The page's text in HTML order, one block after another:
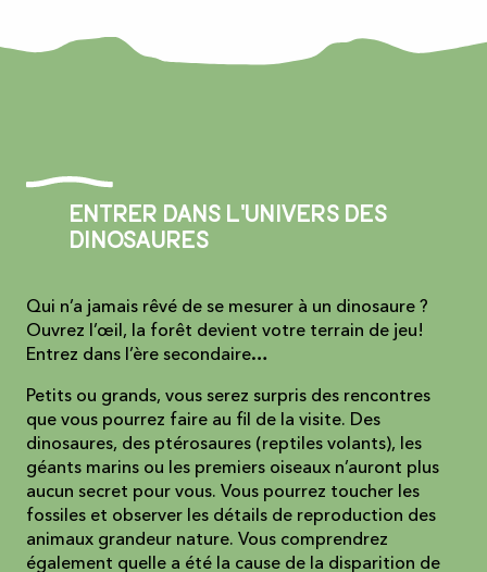
Entrer dans l'univers des
dinosaures
Qui n’a jamais rêvé de se mesurer à un dinosaure ?
Ouvrez l’œil, la forêt devient votre terrain de jeu!
Entrez dans l’ère secondaire…
Petits ou grands, vous serez surpris des rencontres
que vous pourrez faire au fil de la visite. Des
dinosaures, des ptérosaures (reptiles volants), les
géants marins ou les premiers oiseaux n’auront plus
aucun secret pour vous. Vous pourrez toucher les
fossiles et observer les détails de reproduction des
animaux grandeur nature. Vous comprendrez
également quelle a été la cause de la disparition de